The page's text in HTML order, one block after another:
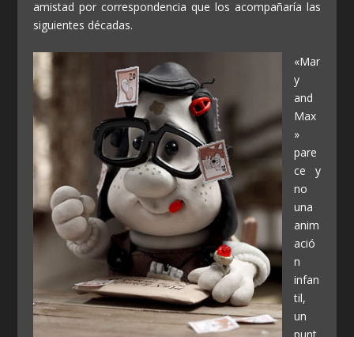
amistad por correspondencia que los acompañaría las
siguientes décadas.
«Mar
y
and
Max
»
pare
ce y
no
una
anim
ació
n
infan
til,
un